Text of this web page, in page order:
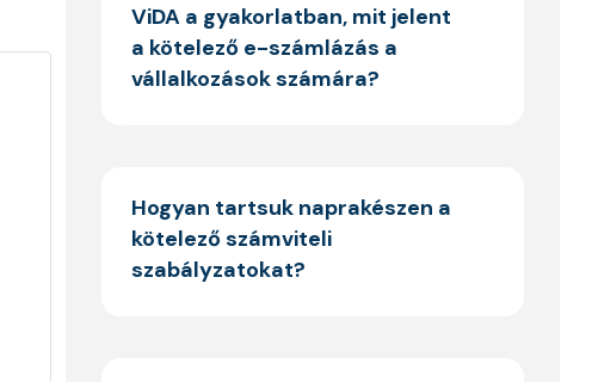
ViDA a gyakorlatban, mit jelent
a kötelező e-számlázás a
vállalkozások számára?
Hogyan tartsuk naprakészen a
kötelező számviteli
szabályzatokat?